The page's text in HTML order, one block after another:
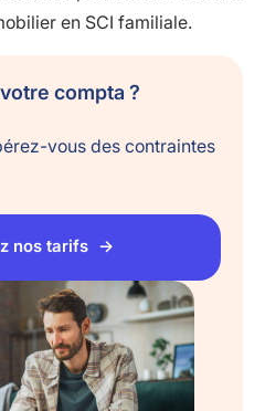
en SCI familiale.
compta ?
vous des contraintes
nos tarifs